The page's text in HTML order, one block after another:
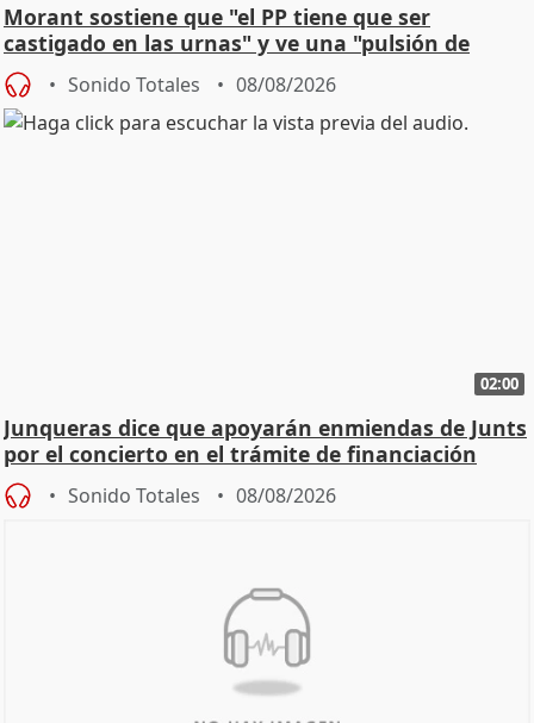
Morant sostiene que "el PP tiene que ser
castigado en las urnas" y ve una "pulsión de
cambio"
Sonido Totales 08/08/2026
02:00
Junqueras dice que apoyarán enmiendas de Junts
por el concierto en el trámite de financiación
Sonido Totales 08/08/2026